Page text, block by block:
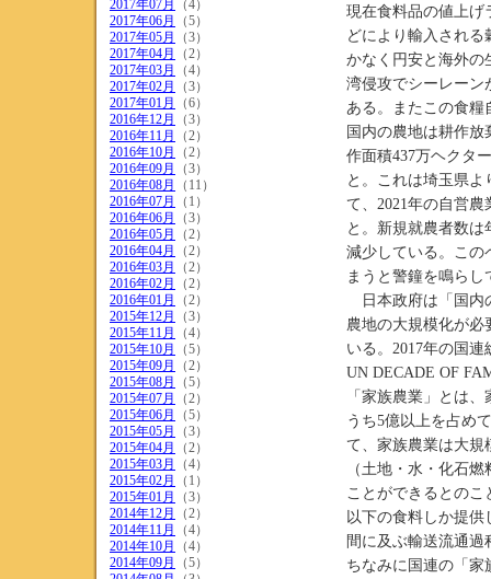
2017年07月
（4）
2017年06月
（5）
2017年05月
（3）
2017年04月
（2）
2017年03月
（4）
2017年02月
（3）
2017年01月
（6）
2016年12月
（3）
2016年11月
（2）
2016年10月
（2）
2016年09月
（3）
2016年08月
（11）
2016年07月
（1）
2016年06月
（3）
2016年05月
（2）
2016年04月
（2）
2016年03月
（2）
2016年02月
（2）
2016年01月
（2）
2015年12月
（3）
2015年11月
（4）
2015年10月
（5）
2015年09月
（2）
2015年08月
（5）
2015年07月
（2）
2015年06月
（5）
2015年05月
（3）
2015年04月
（2）
2015年03月
（4）
2015年02月
（1）
2015年01月
（3）
2014年12月
（2）
2014年11月
（4）
2014年10月
（4）
2014年09月
（5）
現在食料品の値上げ
どにより輸入され
かなく円安と海外の
湾侵攻でシーレーン
ある。またこの食糧
国内の農地は耕作
作面積437万ヘクタ
と。これは埼玉県
て、2021年の自営
と。新規就農者数は
減少している。この
まうと警鐘を鳴らし
日本政府は「国内
農地の大規模化が必
いる。2017年の国
UN DECADE OF
「家族農業」とは
うち5億以上を占め
て、家族農業は大規
（土地・水・化石
ことができるとのこ
以下の食料しか提
間に及ぶ輸送流通
ちなみに国連の「家